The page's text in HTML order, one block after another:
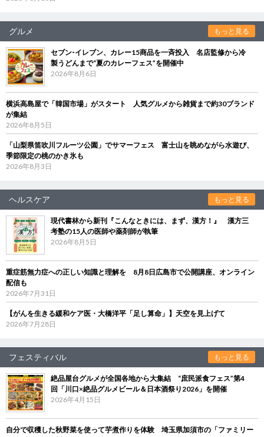
グルメ もっと見る
セブン‐イレブン、カレー15商品を一斉投入 名店監修から冷
製うどんまで“夏のカレーフェス”を開催中
2026年8月6日
横浜高島屋で「韓国市場」がスタート 人気グルメから雑貨まで約30ブランド
が集結
2026年8月5日
「山梨県笛吹川フルーツ公園」でサマーフェス 富士山を眺めながら水遊び、
季節限定の桃のかき氷も
2026年8月3日
ヘルスケア もっと見る
現代書林から新刊『こんなときには、まず、漢方！』 漢方三
考塾の15人の医師や薬剤師が執筆
2026年8月5日
重症筋無力症への正しい知識と理解を 8月8日広島市で公開講座、オンライン
配信も
2026年7月31日
【がんを生きる緩和ケア医・大橋洋平「足し算命」】天空を見上げて
2026年7月28日
フェスティバル もっと見る
絶品屋台グルメが全国各地から大集結 “庶民派食フェス”第4
回「川口×絶品グルメビール＆日本酒祭り2026」を開催
2026年4月15日
自分で収穫した秋野菜を使って芋煮作りを体験 埼玉県加須市の「ファミリー